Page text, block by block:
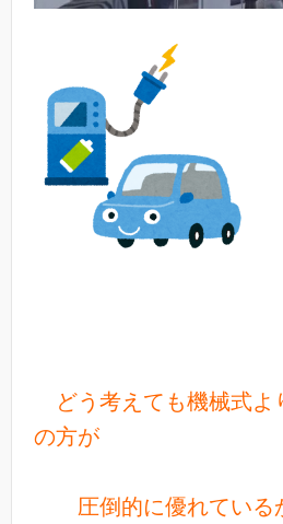
どう考えても機械式よ
の方が
圧倒的に優れている